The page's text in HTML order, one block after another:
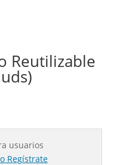
Reutilizable
usuarios
Regístrate